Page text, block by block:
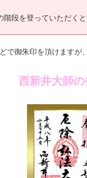
段を登っていただく
で御朱印を頂けますが
西新井大師